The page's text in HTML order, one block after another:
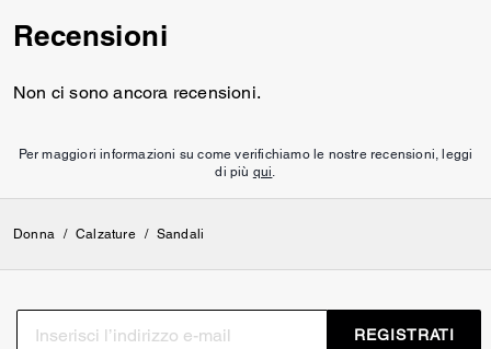
Recensioni
Non ci sono ancora recensioni.
Per maggiori informazioni su come verifichiamo le nostre recensioni, leggi
di più qui.
Donna / Calzature / Sandali
REGISTRATI